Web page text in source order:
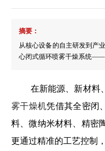
摘要：
从核心设备的自主研发到产
心闭式循环喷雾干燥系统——
在新能源、新材料、
雾干燥机凭借其全密闭
料、微纳米材料、精密
更通过精准的工艺控制